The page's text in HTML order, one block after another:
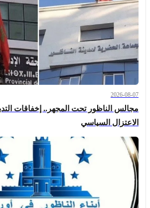
2026-08-07
مجالس الناظور تحت المجهر.. إخفاقات
الاعتزال السياسي